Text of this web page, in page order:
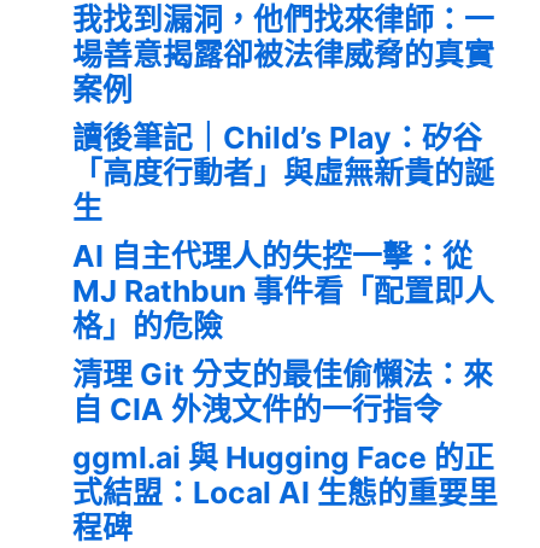
我找到漏洞，他們找來律師：一
場善意揭露卻被法律威脅的真實
案例
讀後筆記｜Child’s Play：矽谷
「高度行動者」與虛無新貴的誕
生
AI 自主代理人的失控一擊：從
MJ Rathbun 事件看「配置即人
格」的危險
清理 Git 分支的最佳偷懶法：來
自 CIA 外洩文件的一行指令
ggml.ai 與 Hugging Face 的正
式結盟：Local AI 生態的重要里
程碑